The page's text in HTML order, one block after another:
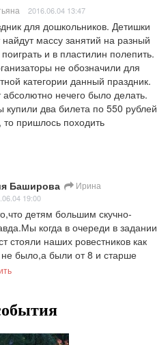
2016.06.04 13:47
для дошкольников. Детишки
массу занятий на разный
поиграть и в пластилин полепить.
не обозначили для
категории данный праздник.
нечего было делать.
купили два билета по 550 рублей
пришлось походить
Баширова Ирина
19:00
детям большим скучно-
когда в очереди в задании
стояли наших ровестников как
не было,а были от 8 и старше